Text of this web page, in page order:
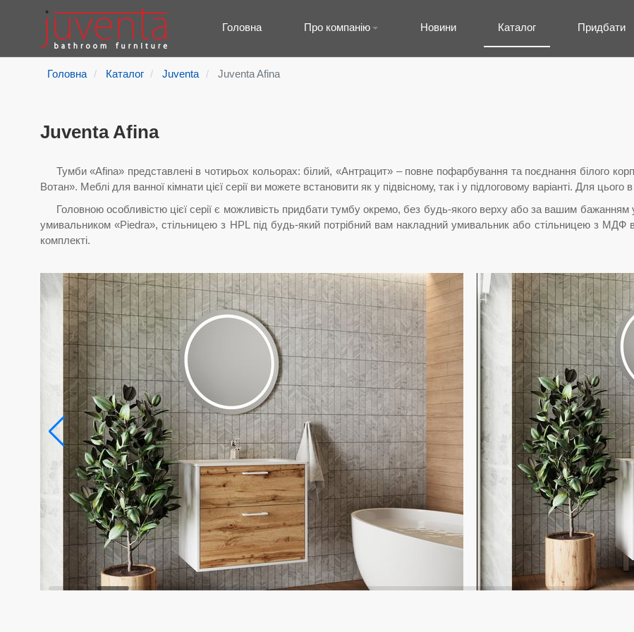
Головна Про компанію Новини Каталог Придбати
Головна Каталог Juventa Juventa Afina
Juventa Afina
Тумби «Afina» представлені в чотирьох кольорах: білий, «Антрацит» – повне пофарбування та поєднання білого
Вотан». Меблі для ванної кімнати цієї серії ви можете встановити як у підвісному, так і у підлоговому варіанті. Для цього
Головною особливістю цієї серії є можливість придбати тумбу окремо, без будь-якого верху або за вашим бажанням
умивальником «Piedra», стільницею з HPL під будь-який потрібний вам накладний умивальник або стільницею з МДФ
комплекті.